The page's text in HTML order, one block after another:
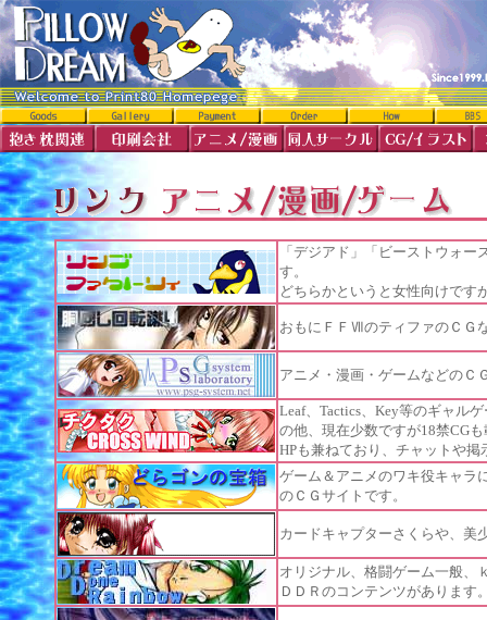
「デジアド」「ビーストウォ
す。
どちらかというと女性向けです
おもにＦＦⅦのティファのＣＧ
アニメ・漫画・ゲームなどのＣ
Leaf、Tactics、Key等のギャル
の他、現在少数ですが18禁CG
HPも兼ねており、チャットや
ゲーム＆アニメのワキ役キャラ
のＣＧサイトです。
カードキャプターさくらや、美
オリジナル、格闘ゲーム一般、
ＤＤＲのコンテンツがあります